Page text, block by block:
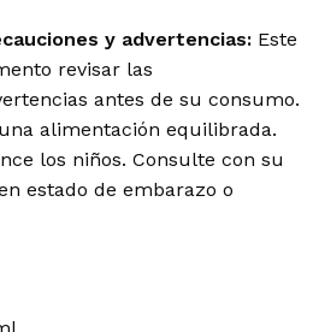
y advertencias: Este
revisar las
antes de su consumo.
alimentación equilibrada.
los niños. Consulte con su
estado de embarazo o